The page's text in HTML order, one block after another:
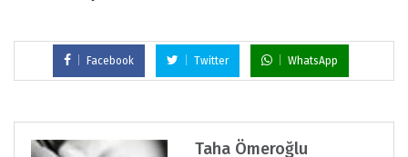
Facebook Twitter WhatsApp
Taha Ömeroğlu